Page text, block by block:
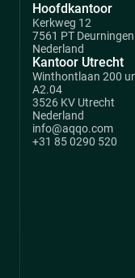
Hoofdkantoor
Kerkweg 12
7561 PT Deurningen
Nederland
Kantoor Utrecht
Winthontlaan 200
A2.04
3526 KV Utrecht
Nederland
info@aqqo.com
+31 85 0290 520